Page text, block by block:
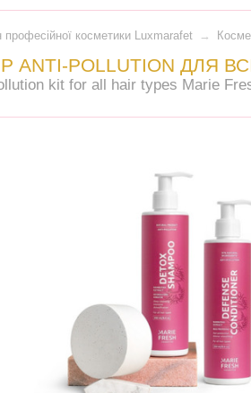
професійної косметики Luxmarafet →
ANTI-POLLUTION ДЛЯ
kit for all hair types Marie